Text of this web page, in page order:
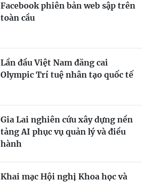
Facebook phiên bản web sập trên
toàn cầu
Lần đầu Việt Nam đăng cai
Olympic Trí tuệ nhân tạo quốc tế
Gia Lai nghiên cứu xây dựng nền
tảng AI phục vụ quản lý và điều
hành
Khai mạc Hội nghị Khoa học và